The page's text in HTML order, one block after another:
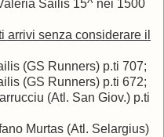
Sailis 15^ nei 1500
arrivi senza considerare il
(GS Runners) p.ti 707;
(GS Runners) p.ti 672;
(Atl. San Giov.) p.ti
Murtas (Atl. Selargius)